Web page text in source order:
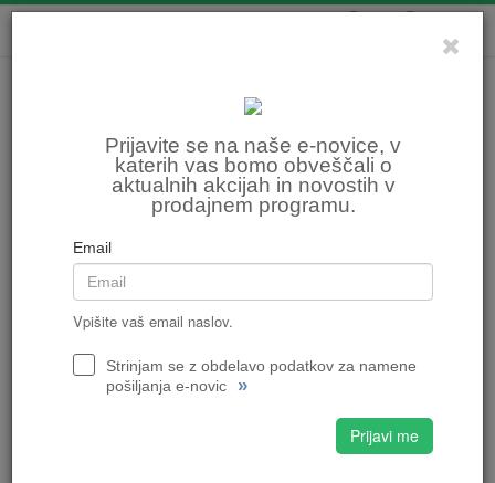
Prijavite se na naše e-novice, v
katerih vas bomo obveščali o
aktualnih akcijah in novostih v
prodajnem programu.
Email
Vpišite vaš email naslov.
Strinjam se z obdelavo podatkov za namene
pošiljanja e-novic
»
Prijavi me